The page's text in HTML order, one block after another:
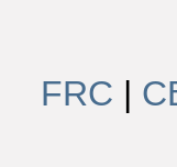
FRC |